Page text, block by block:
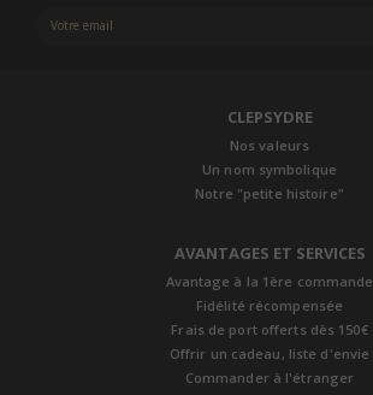
CLEPSYDRE
Nos valeurs
Un nom symbolique
Notre "petite histoire"
AVANTAGES ET SERVICES
Avantage à la 1ère commande
Fidélité récompensée
Frais de port offerts dès 150€
Offrir un cadeau, liste d'envie
Commander à l'étranger